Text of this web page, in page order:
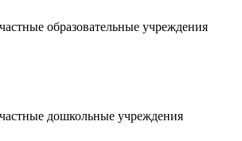
образовательные учреждения
дошкольные учреждения